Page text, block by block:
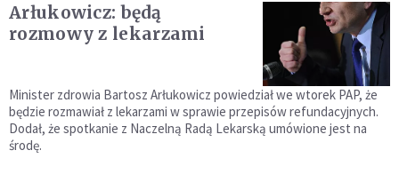
Arłukowicz: będą
rozmowy z lekarzami
Minister zdrowia Bartosz Arłukowicz powiedział we wtorek PAP, że
będzie rozmawiał z lekarzami w sprawie przepisów refundacyjnych.
Dodał, że spotkanie z Naczelną Radą Lekarską umówione jest na
środę.